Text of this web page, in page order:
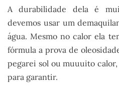
A durabilidade dela é
devemos usar um
água. Mesmo no calor ela
fórmula a prova de
pegarei sol ou muuuito
para garantir.